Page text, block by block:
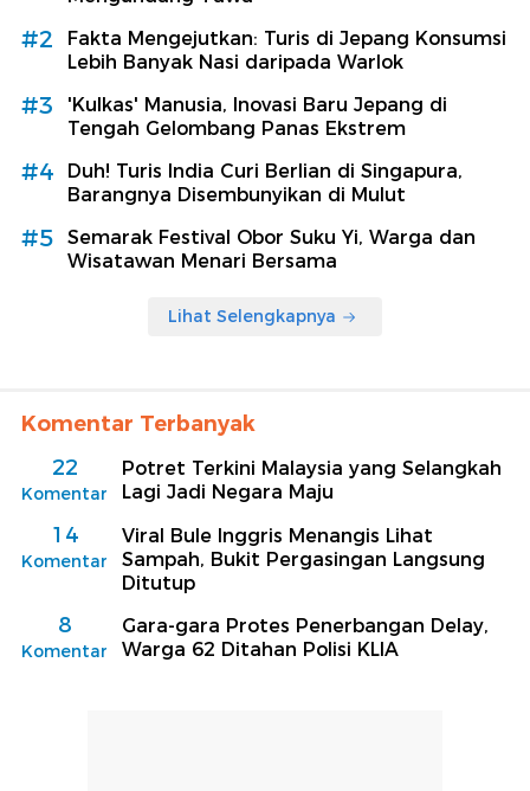
#2
Fakta Mengejutkan: Turis di Jepang Konsumsi
Lebih Banyak Nasi daripada Warlok
#3
'Kulkas' Manusia, Inovasi Baru Jepang di
Tengah Gelombang Panas Ekstrem
#4
Duh! Turis India Curi Berlian di Singapura,
Barangnya Disembunyikan di Mulut
#5
Semarak Festival Obor Suku Yi, Warga dan
Wisatawan Menari Bersama
Lihat Selengkapnya
Komentar Terbanyak
22
Komentar
Potret Terkini Malaysia yang Selangkah
Lagi Jadi Negara Maju
14
Komentar
Viral Bule Inggris Menangis Lihat
Sampah, Bukit Pergasingan Langsung
Ditutup
8
Komentar
Gara-gara Protes Penerbangan Delay,
Warga 62 Ditahan Polisi KLIA